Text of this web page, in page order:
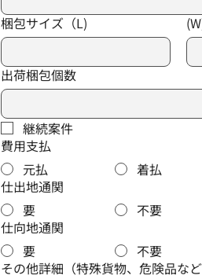
梱包サイズ（L)
出荷梱包個数
継続案件
費用支払
元払
着払
仕出地通関
要
不要
仕向地通関
要
不要
その他詳細（特殊貨物、危険品など